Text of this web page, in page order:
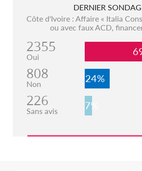
DERNIER
Côte d'Ivoire : Affaire « Italia
ou avec faux ACD,
2355
Oui
808
Non 24%
226
Sans avis 7%